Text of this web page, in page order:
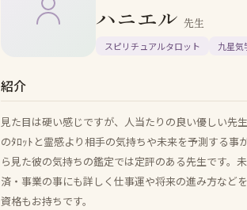
ハニエル 先生
スピリチュアルタロット 九星気
紹介
見た目は硬い感じですが、人当たりの良い優しい
のﾀﾛｯﾄと霊感より相手の気持ちや未来を予測する
ら見た彼の気持ちの鑑定では定評のある先生です。
済・事業の事にも詳しく仕事運や将来の進み方など
資格もお持ちです。